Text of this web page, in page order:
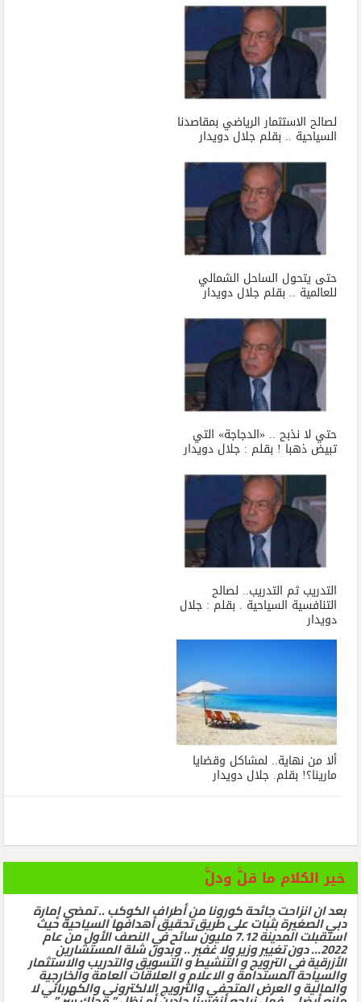
لصالح الاستثمار الرياضي بمقاصدنا
السياحية .. بقلم جلال دويدار
حتى يتحول الساحل الشمالي
للعالمية .. بقلم جلال دويدار
حتي لا نذبح .. «الدجاجة» التي
تبيض ذهبا ! بقلم : جلال دويدار
التدريب ثم التدريب.. لصالح
التنافسية السياحية . بقلم : جلال
دويدار
ألا من نهاية.. لمشاكل وقضايا
مارينا؟! بقلم. جلال دويدار
خير الكلام ما قلَّ ودلَّ
بعد ان انزاحت جائحة كورونا من أطراف الكوكب .. تمضي إمارة
دبي الصغيرة بثبات على طريق تحقيق أهدافها السياحية حيث
استقبلت المدينة 7.12 مليون سائح في النصف الأول من عام
2022… دون تغيير وزير ولا غفير .. وبدون شلة المستشارين
الأزرقية في الترويج و التنشيط و التسويق والتدريب والاستثمار
والسياحة المستدامة و الاعلام و العلاقات العامة والخارجية
والمالية و العرض المتحفي والترويج الالكتروني والكهربائي لا